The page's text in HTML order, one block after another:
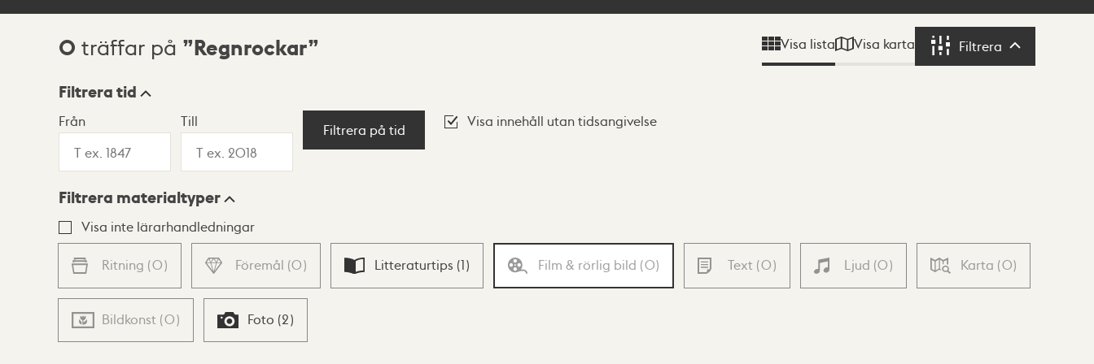
Sökresultat
0 träffar på Regnrockar Visa lista Visa karta Filtrera Filtrera
Visningsläge
Lista Karta
Filtrera tid
Från Till
Filtrera på tid
Visa innehåll utan tidsangivelse
Filtrera materialtyper
Visa inte lärarhandledningar
Ritning (0) Föremål (0) Litteraturtips (1) Film & rörlig bild (0) Text (0) Ljud (0) Karta (0)
Bildkonst (0) Foto (2)